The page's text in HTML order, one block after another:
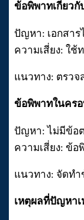
ข้อพิพาทเกี่ยว
ปัญหา: เอกสาร
ความเสี่ยง: ใช้
แนวทาง: ตรวจ
ข้อพิพาทในคร
ปัญหา: ไม่มีข้อ
ความเสี่ยง: ข้
แนวทาง: จัดท
เหตุผลที่ปัญหา